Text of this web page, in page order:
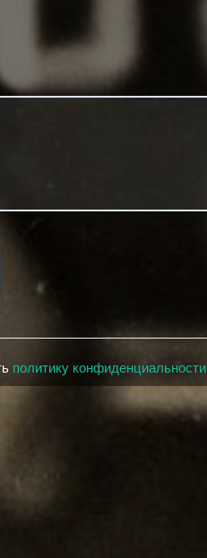
политику конфиденциальности